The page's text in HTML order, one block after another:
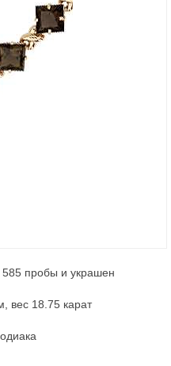
585 пробы и украшен
вес 18.75 карат